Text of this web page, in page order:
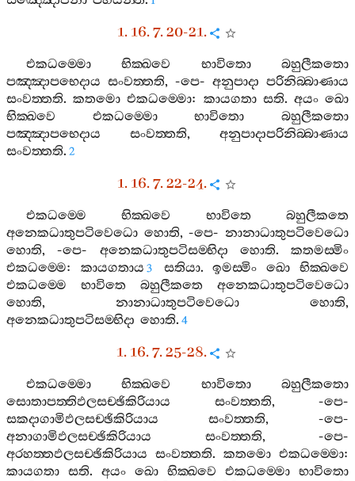
1. 16. 7. 20-21.
එකධම‍්මො භික‍්ඛවෙ භාවිතො
බහුලීකතො
පඤ‍්ඤාපභෙදාය සංවත‍්තති, -පෙ- අනුපාදා පරිනිබ‍්බාණාය
සංවත‍්තති.කතමො එකධම‍්මො: කායගතා සති. අයං ඛො
භික‍්ඛවෙ
එකධම‍්මො භාවිතො
බහුලීකතො
පඤ‍්ඤාපභෙදාය
සංවත‍්තති, අනුපාදාපරිනිබ‍්බාණාය
සංවත‍්තති. 2
1. 16. 7. 22-24.
එකධම‍්මෙ භික‍්ඛවෙ භාවිතෙ
බහුලීකතෙ
අනෙකධාතුපටිවෙධො හොති, -පෙ-නානාධාතුපටිවෙධො
හොති, -පෙ- අනෙකධාතුපටිසම‍්භිදා හොති. කතමස‍්මිං
එකධම‍්මෙ: කායගතාය 3 සතියා.ඉමස‍්මිං ඛො
භික‍්ඛවෙ
එකධම‍්මෙ
භාවිතෙ බහුලීකතෙ
අනෙකධාතුපටිවෙධො
හොති, නානාධාතුපටිවෙධො හොති,
අනෙකධාතුපටිසම‍්භිදා හොති. 4
1. 16. 7. 25-28.
එකධම‍්මො භික‍්ඛවෙ භාවිතො
බහුලීකතො
සොතාපත‍්තිඵලසච‍්ඡිකිරියාය
සංවත‍්තති, -පෙ-
සකදාගාමිඵලසච‍්ඡිකිරියාය
සංවත‍්තති, -පෙ-
අනාගාමිඵලසච‍්ඡිකිරියාය
සංවත‍්තති, -පෙ-
අරහත‍්තඵලසච‍්ඡිකිරියාය සංවත‍්තති. කතමො එකධම‍්මො:
කායගතා සති. අයං ඛො භික‍්ඛවෙ එකධම‍්මො භාවිතො